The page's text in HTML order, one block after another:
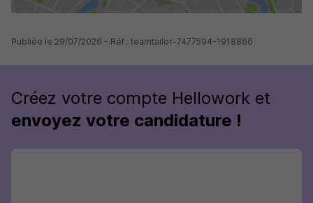
Publiée le 29/07/2026 - Réf : teamtailor-7477594-1918866
Créez votre compte Hellowork et
envoyez votre candidature !